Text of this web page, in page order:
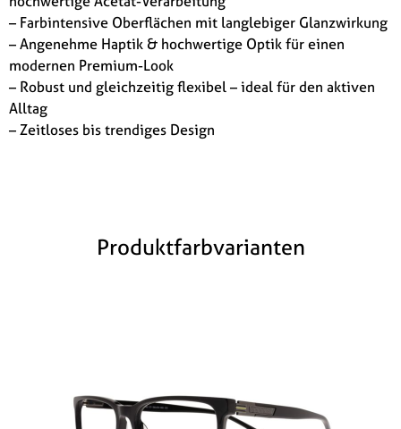
– Farbintensive Oberflächen mit langlebiger Glanzwirkung
– Angenehme Haptik & hochwertige Optik für einen
modernen Premium-Look
– Robust und gleichzeitig flexibel – ideal für den aktiven
Alltag
– Zeitloses bis trendiges Design
Produktfarbvarianten